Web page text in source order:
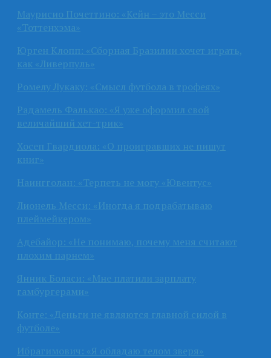
Маурисио Почеттино: «Кейн – это Месси
«Тоттенхэма»
Юрген Клопп: «Сборная Бразилии хочет играть,
как «Ливерпуль»
Ромелу Лукаку: «Смысл футбола в трофеях»
Радамель Фалькао: «Я уже оформил свой
величайший хет-трик»
Хосеп Гвардиола: «О проигравших не пишут
книг»
Наингголан: «Терпеть не могу «Ювентус»
Лионель Месси: «Иногда я подрабатываю
плеймейкером»
Адебайор: «Не понимаю, почему меня считают
плохим парнем»
Янник Боласи: «Мне платили зарплату
гамбургерами»
Конте: «Деньги не являются главной силой в
футболе»
Ибрагимович: «Я обладаю телом зверя»